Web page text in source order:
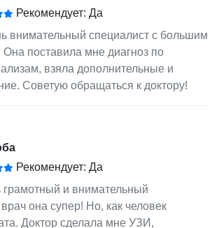
Рекомендует: Да
внимательный специалист с большим
поставила мне диагноз по
взяла дополнительные и
Советую обращаться к доктору!
Рекомендует: Да
и внимательный
она супер! Но, как человек
Доктор сделала мне УЗИ,